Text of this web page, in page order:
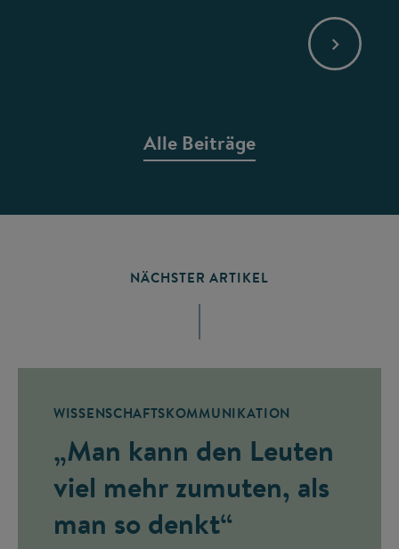
Alle Beiträge
NÄCHSTER ARTIKEL
WISSENSCHAFTSKOMMUNIKATION
„Man kann den Leuten
viel mehr zumuten, als
man so denkt“